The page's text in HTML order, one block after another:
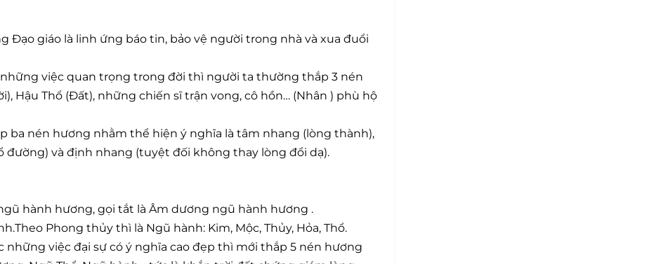
Đạo giáo là linh ứng báo tin, bảo vệ người trong nhà và xua đuổi
việc quan trọng trong đời thì người ta thường thắp 3 nén
Hậu Thổ (Đất), những chiến sĩ trận vong, cô hồn… (Nhân ) phù hộ
ba nén hương nhằm thể hiện ý nghĩa là tâm nhang (lòng thành),
đường) và định nhang (tuyệt đối không thay lòng đổi dạ).
hành hương, gọi tắt là Âm dương ngũ hành hương .
Phong thủy thì là Ngũ hành: Kim, Mộc, Thủy, Hỏa, Thổ.
việc đại sự có ý nghĩa cao đẹp thì mới thắp 5 nén hương